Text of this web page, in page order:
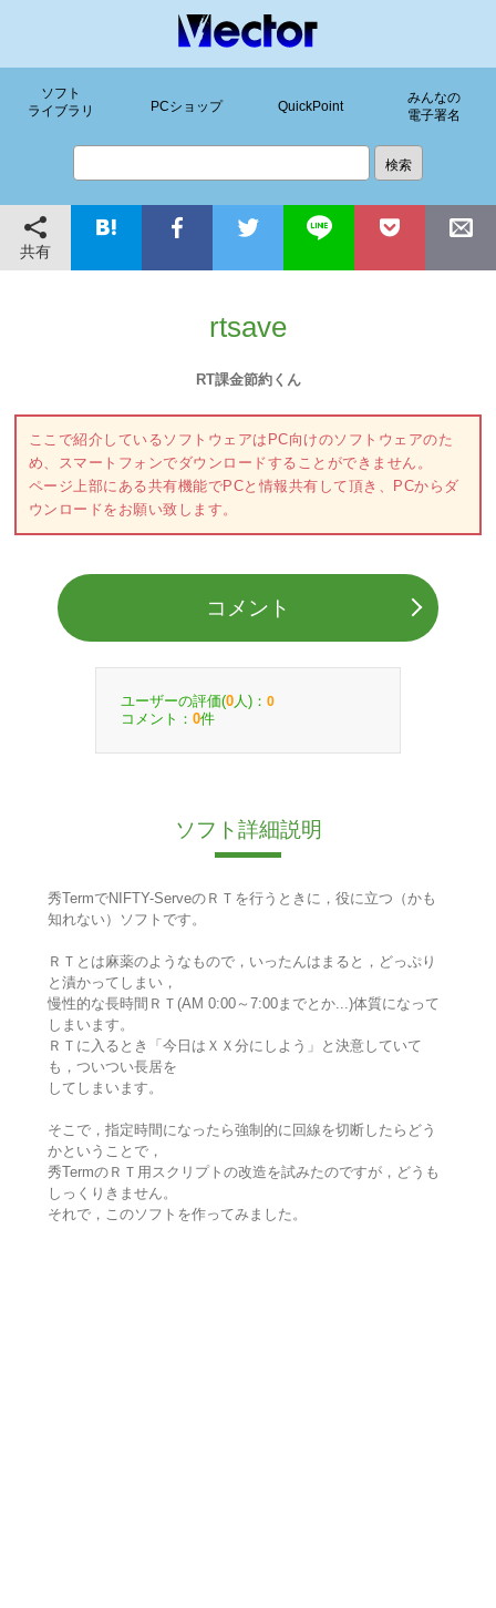
ソフト
ライブラリ
PCショップ QuickPoint
みんなの
電子署名
共有
rtsave
RT課金節約くん
ここで紹介しているソフトウェアはPC向けのソフトウェアのた
め、スマートフォンでダウンロードすることができません。
ページ上部にある共有機能でPCと情報共有して頂き、PCからダ
ウンロードをお願い致します。
コメント
ユーザーの評価(0 人)： 0
コメント： 0件
ソフト詳細説明
秀TermでNIFTY-ServeのＲＴを行うときに，役に立つ（かも
知れない）ソフトです。
ＲＴとは麻薬のようなもので，いったんはまると，どっぷり
と漬かってしまい，
慢性的な長時間ＲＴ(AM 0:00～7:00までとか...)体質になって
しまいます。
ＲＴに入るとき「今日はＸＸ分にしよう」と決意していて
も，ついつい長居を
してしまいます。
そこで，指定時間になったら強制的に回線を切断したらどう
かということで，
秀TermのＲＴ用スクリプトの改造を試みたのですが，どうも
しっくりきません。
それで，このソフトを作ってみました。